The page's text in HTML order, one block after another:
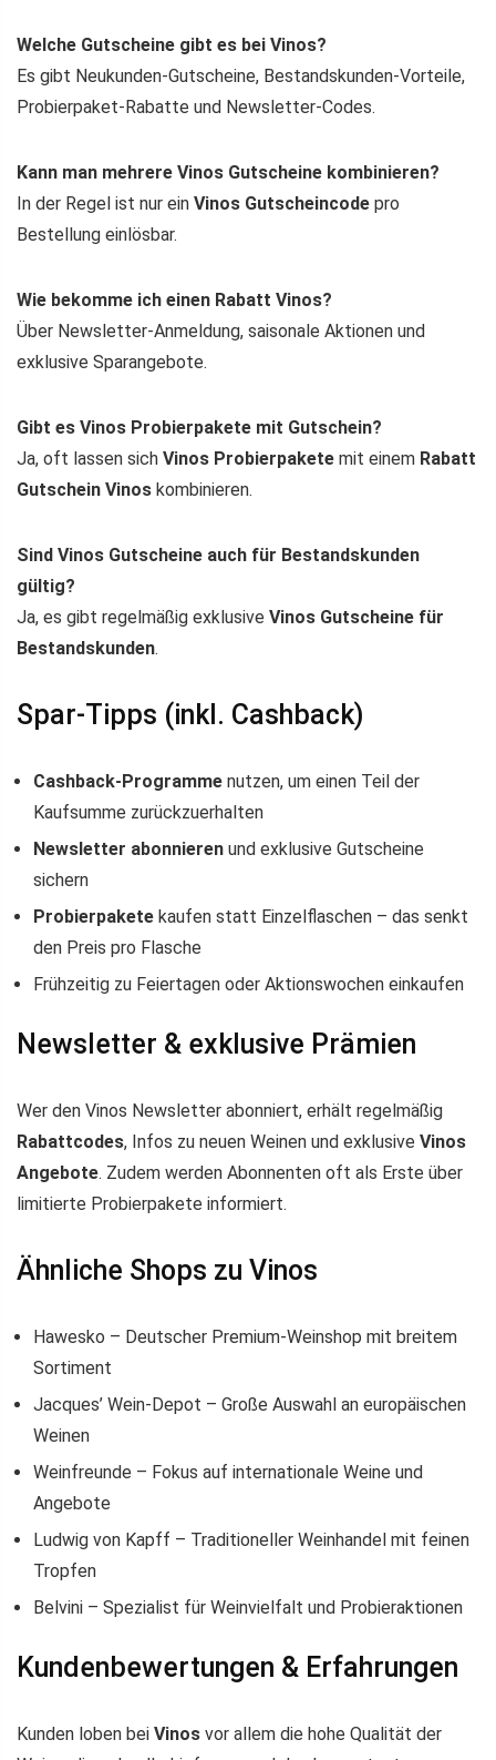
Welche Gutscheine gibt es bei Vinos?
Es gibt Neukunden-Gutscheine, Bestandskunden-Vorteile,
Probierpaket-Rabatte und Newsletter-Codes.
Kann man mehrere Vinos Gutscheine kombinieren?
In der Regel ist nur ein Vinos Gutscheincode pro
Bestellung einlösbar.
Wie bekomme ich einen Rabatt Vinos?
Über Newsletter-Anmeldung, saisonale Aktionen und
exklusive Sparangebote.
Gibt es Vinos Probierpakete mit Gutschein?
Ja, oft lassen sich Vinos Probierpakete mit einem Rabatt
Gutschein Vinos kombinieren.
Sind Vinos Gutscheine auch für Bestandskunden
gültig?
Ja, es gibt regelmäßig exklusive Vinos Gutscheine für
Bestandskunden.
Spar-Tipps (inkl. Cashback)
Cashback-Programme nutzen, um einen Teil der
Kaufsumme zurückzuerhalten
Newsletter abonnieren und exklusive Gutscheine
sichern
Probierpakete kaufen statt Einzelflaschen – das senkt
den Preis pro Flasche
Frühzeitig zu Feiertagen oder Aktionswochen einkaufen
Newsletter & exklusive Prämien
Wer den Vinos Newsletter abonniert, erhält regelmäßig
Rabattcodes, Infos zu neuen Weinen und exklusive Vinos
Angebote. Zudem werden Abonnenten oft als Erste über
limitierte Probierpakete informiert.
Ähnliche Shops zu Vinos
Hawesko – Deutscher Premium-Weinshop mit breitem
Sortiment
Jacques’ Wein-Depot – Große Auswahl an europäischen
Weinen
Weinfreunde – Fokus auf internationale Weine und
Angebote
Ludwig von Kapff – Traditioneller Weinhandel mit feinen
Tropfen
Belvini – Spezialist für Weinvielfalt und Probieraktionen
Kundenbewertungen & Erfahrungen
Kunden loben bei Vinos vor allem die hohe Qualität der